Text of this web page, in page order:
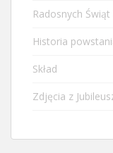
Radosnych
Historia
Skład
Zdjęcia z